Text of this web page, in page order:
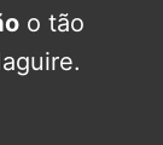
o tão